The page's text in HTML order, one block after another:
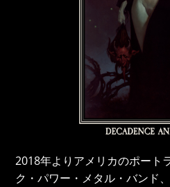
2018年よりアメリカのポート
ク・パワー・メタル・バンド